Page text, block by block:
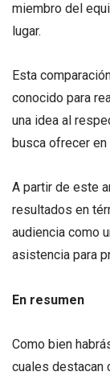
miembro del
lugar.
Esta
conocido para
una idea al
busca ofrecer
A partir de este
resultados en
audiencia como
asistencia para
En resumen
Como bien
cuales destacan